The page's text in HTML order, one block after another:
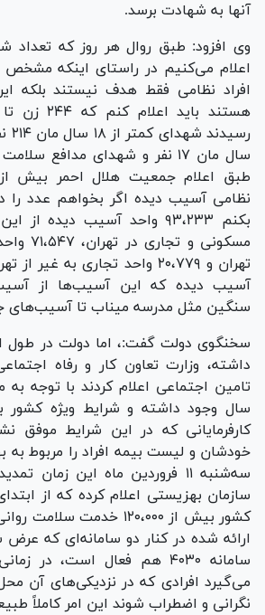
آنها به شهادت برسد.
وی افزود: طبق روال هر روز که تعداد
اعلام می‌کنیم در راستای اینکه مشخص
افراد نظامی فقط هدف نیستند بلکه
هستند باید
نظامی آسیب دیده اگر بخواهم عدد
مسکونی
آسیب دیده که این آسیب‌ها از
سنگین مثل مدرسه میناب تا آسیب‌های
سخنگوی دولت گفت:، اما دولت در طول
داشته، وزارت تعاون کار و رفاه
تامین اجتماعی اعلام کردند با توجه به
سال وجود داشته و شرایط ویژه کشور
کارفرمایانی که در این شرایط موفق
خودشان و لیست بیمه افراد را مربوط به
سه‌شنبه ۱۱ فروردین ماه این
سازمان بهزیستی اعلام کرده که از
کشور بیش از ۱۲۰،۰۰۰ خدمت
سامانه ۴۰۳۰ هم فعال است،
می‌گیرد افرادی که در نزدیکی‌های آن
نگرانی و اضطراب شوند این امر کاملاً